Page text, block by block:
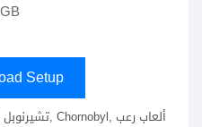
Setup